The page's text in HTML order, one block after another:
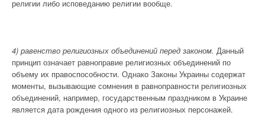
религии либо исповеданию религии вообще.
4) равенство религиозных объединений перед законом. Данный
принцип означает равноправие религиозных объединений по
объему их правоспособности. Однако Законы Украины содержат
моменты, вызывающие сомнения в равноправности религиозных
объединений, например, государственным праздником в Украине
является дата рождения одного из религиозных персонажей.